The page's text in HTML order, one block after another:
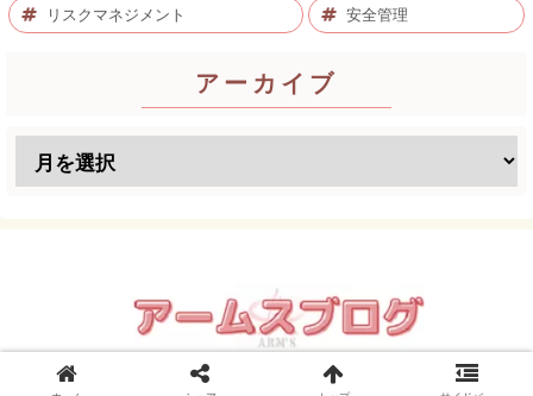
リスクマネジメント 安全管理
アーカイブ
© 2008 アームスブログ